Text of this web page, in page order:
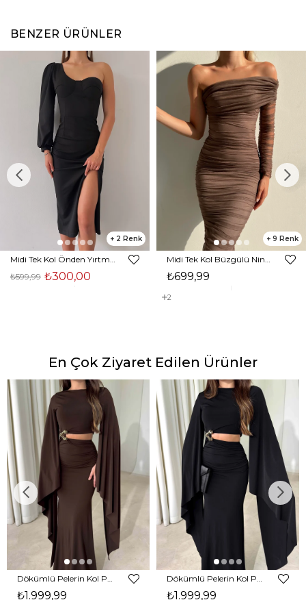
BENZER ÜRÜNLER
2
₺300,00
₺599,99
9
₺699,99
2
En Çok Ziyaret Edilen Ürünler
₺1.999,99 ₺1.999,99